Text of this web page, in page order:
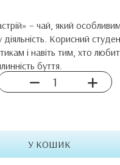
– чай, який
Корисний
і навіть тим, хто
буття.
У КОШИК